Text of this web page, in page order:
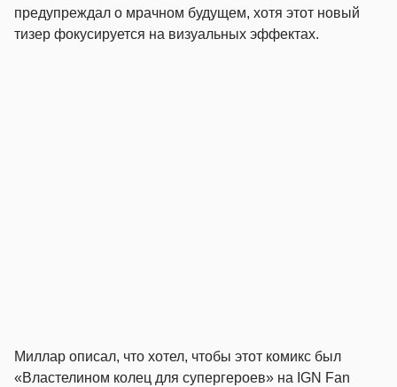
предупреждал о мрачном будущем, хотя этот новый
тизер фокусируется на визуальных эффектах.
Миллар описал, что хотел, чтобы этот комикс был
«Властелином колец для супергероев» на IGN Fan